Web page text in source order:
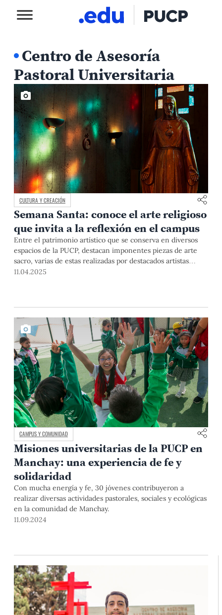
Centro de Asesoría
Pastoral Universitaria
CULTURA Y CREACIÓN
Semana Santa: conoce el arte religioso
que invita a la reflexión en el campus
Entre el patrimonio artístico que se conserva en diversos
espacios de la PUCP, destacan imponentes piezas de arte
sacro, varias de estas realizadas por destacados artistas
como Adolfo Winternitz, Johanna Hamann y Judith Ayala.
11.04.2025
CAMPUS Y COMUNIDAD
Misiones universitarias de la PUCP en
Manchay: una experiencia de fe y
solidaridad
Con mucha energía y fe, 30 jóvenes contribuyeron a
realizar diversas actividades pastorales, sociales y ecológicas
en la comunidad de Manchay.
11.09.2024